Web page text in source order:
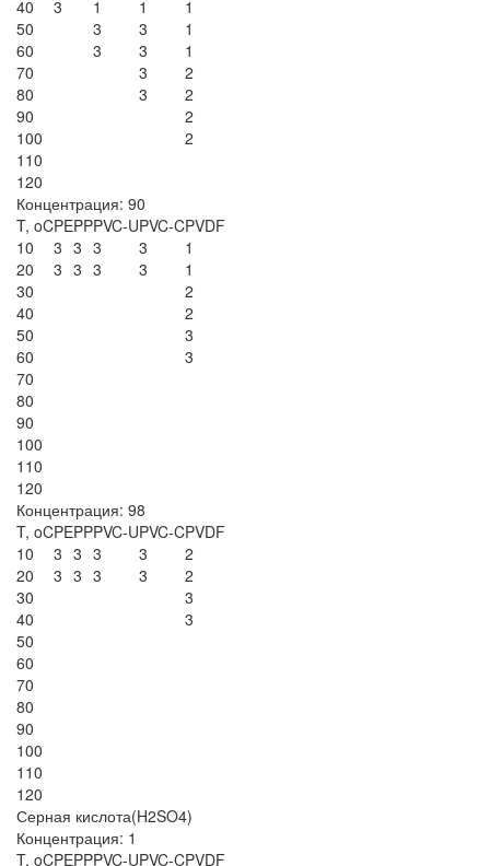
40
3 1 1
1
50
3 3
1
60
3 3
1
70
3
2
80
3
2
90
2
100
2
110
120
Концентрация: 90
T, oCPEPPPVC-UPVC-CPVDF
10
3 3 3 3
1
20
3 3 3 3
1
30
2
40
2
50
3
60
3
70
80
90
100
110
120
Концентрация: 98
T, oCPEPPPVC-UPVC-CPVDF
10
3 3 3 3
2
20
3 3 3 3
2
30
3
40
3
50
60
70
80
90
100
110
120
Серная кислота(H2SO4)
Концентрация: 1
T, oCPEPPPVC-UPVC-CPVDF